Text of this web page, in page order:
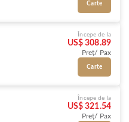
Carte
Începe de la
US$ 308.89
Preț/ Pax
Carte
Începe de la
US$ 321.54
Preț/ Pax